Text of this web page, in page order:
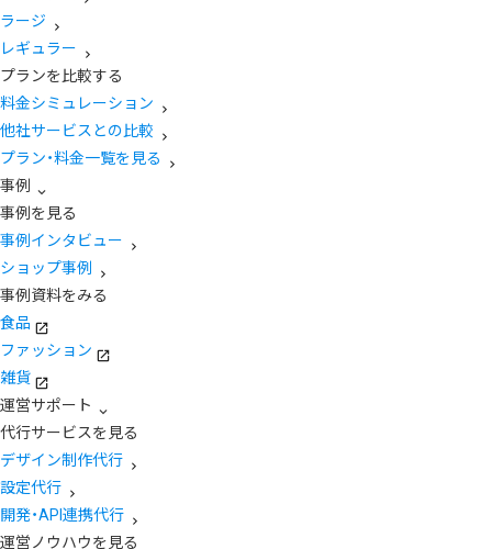
ラージ
レギュラー
プランを比較する
料金シミュレーション
他社サービスとの比較
プラン・料金一覧を見る
事例
事例を見る
事例インタビュー
ショップ事例
事例資料をみる
食品
ファッション
雑貨
運営サポート
代行サービスを見る
デザイン制作代行
設定代行
開発・API連携代行
運営ノウハウを見る